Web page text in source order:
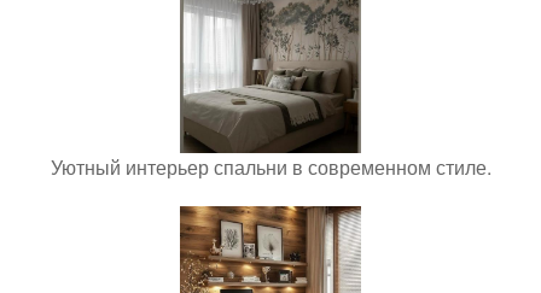
Уютный интерьер спальни в современном стиле.